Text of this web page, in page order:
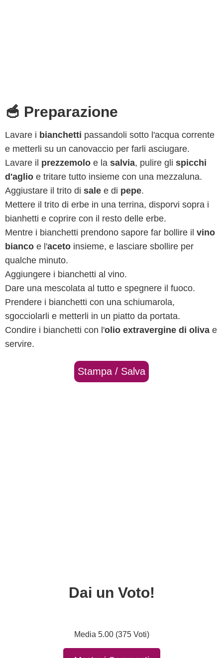
🥣 Preparazione
Lavare i bianchetti passandoli sotto l'acqua corrente
e metterli su un canovaccio per farli asciugare.
Lavare il prezzemolo e la salvia, pulire gli spicchi
d'aglio e tritare tutto insieme con una mezzaluna.
Aggiustare il trito di sale e di pepe.
Mettere il trito di erbe in una terrina, disporvi sopra i
bianhetti e coprire con il resto delle erbe.
Mentre i bianchetti prendono sapore far bollire il vino
bianco e l'aceto insieme, e lasciare sbollire per
qualche minuto.
Aggiungere i bianchetti al vino.
Dare una mescolata al tutto e spegnere il fuoco.
Prendere i bianchetti con una schiumarola,
sgocciolarli e metterli in un piatto da portata.
Condire i bianchetti con l'olio extravergine di oliva e
servire.
Stampa / Salva
Dai un Voto!
Media 5.00 (375 Voti)